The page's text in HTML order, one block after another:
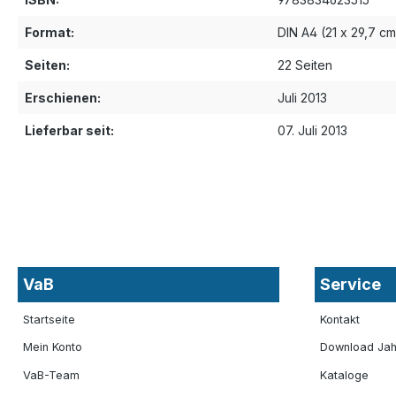
Format: DIN A4 (21 x 29,7
Seiten: 22 Seiten
Erschienen: Juli 2013
Lieferbar seit: 07. Juli 2013
VaB
Startseite
Mein Konto
VaB-Team
Service
Kontakt
Download
Kataloge